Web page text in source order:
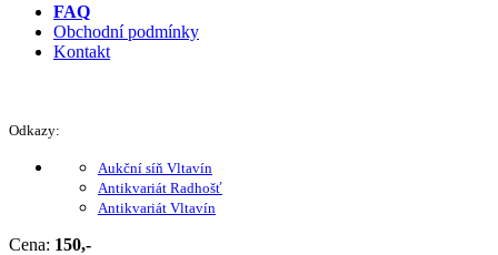
FAQ
Obchodní podmínky
Kontakt
Odkazy:
Aukční síň Vltavín
Antikvariát Radhošť
Antikvariát Vltavín
Cena: 150,-